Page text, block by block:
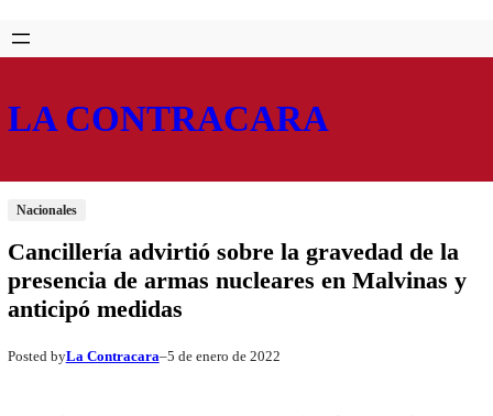
Saltar
al
Skip
to
LA CONTRACARA
Nacionales
Cancillería advirtió sobre la gravedad de la
presencia de armas nucleares en Malvinas y
anticipó medidas
Posted byLa Contracara–5 de enero de 2022